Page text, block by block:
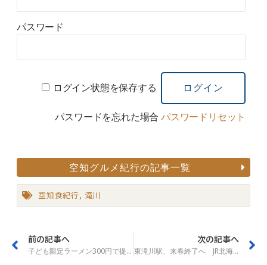
パスワード
ログイン状態を保存する
パスワードを忘れた場合 パスワードリセット
空知グルメ紀行の記事一覧
空知食紀行, 滝川
前の記事へ
子ども限定ラーメン300円で提供 滝川市立病院の食堂
次の記事へ
東滝川駅、来春終了へ JR北海道が地元で説明